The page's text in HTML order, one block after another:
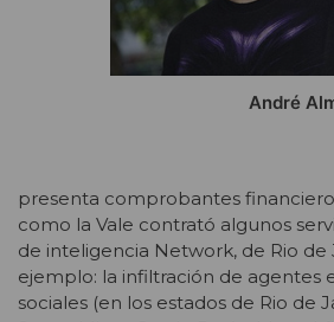
André
presenta comprobantes
como la Vale contrató algunos
de inteligencia Network, de Rio
ejemplo: la infiltración de agentes
sociales (en los estados de Rio de